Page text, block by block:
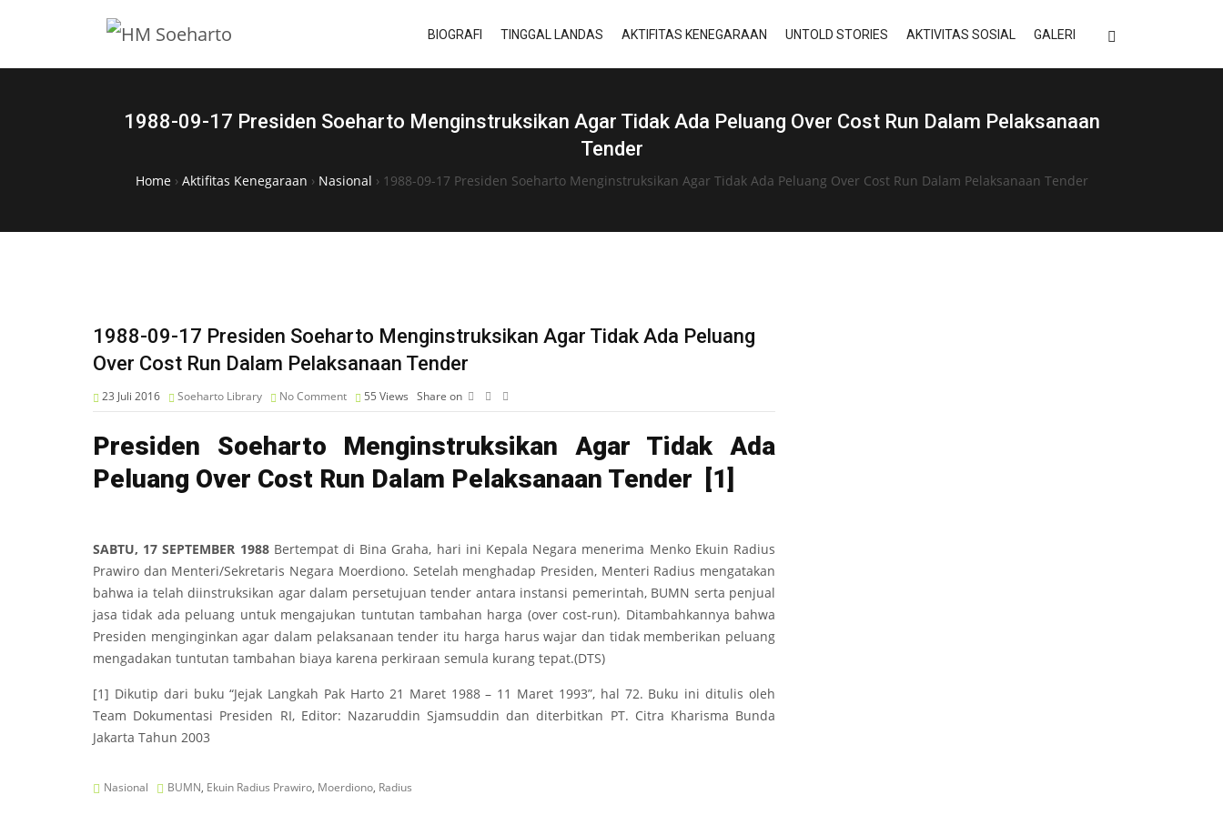
BIOGRAFI TINGGAL LANDAS AKTIFITAS KENEGARAAN UNTOLD STORIES AKTIVITAS SOSIAL GALERI
1988-09-17 Presiden Soeharto Menginstruksikan Agar Tidak Ada Peluang Over Cost Run Dalam Pelaksanaan
Tender
Home› Aktifitas Kenegaraan › Nasional › 1988-09-17 Presiden Soeharto Menginstruksikan Agar Tidak Ada Peluang Over Cost Run Dalam Pelaksanaan Tender
1988-09-17 Presiden Soeharto Menginstruksikan Agar Tidak Ada Peluang
Over Cost Run Dalam Pelaksanaan Tender
23 Juli 2016 Soeharto Library No Comment 55 Views Share on
Presiden Soeharto Menginstruksikan Agar Tidak Ada
Peluang Over Cost Run Dalam Pelaksanaan Tender
[1]
SABTU, 17 SEPTEMBER 1988Bertempat di Bina Graha, hari ini Kepala Negara menerima Menko Ekuin Radius
Prawiro dan Menteri/Sekretaris Negara Moerdiono. Setelah menghadap Presiden, Menteri Radius mengatakan
bahwa ia telah diinstruksikan agar dalam persetujuan tender antara instansi pemerintah, BUMN serta penjual
jasa tidak ada peluang untuk mengajukan tuntutan tambahan harga (over cost-run). Ditambahkannya bahwa
Presiden menginginkan agar dalam pelaksanaan tender itu harga harus wajar dan tidak memberikan peluang
mengadakan tuntutan tambahan biaya karena perkiraan semula kurang tepat.(DTS)
[1] Dikutip dari buku “Jejak Langkah Pak Harto 21 Maret 1988 – 11 Maret 1993”, hal 72. Buku ini ditulis oleh
Team Dokumentasi Presiden RI, Editor: Nazaruddin Sjamsuddin dan diterbitkan PT. Citra Kharisma Bunda
Jakarta Tahun 2003
Nasional BUMN, Ekuin Radius Prawiro, Moerdiono, Radius